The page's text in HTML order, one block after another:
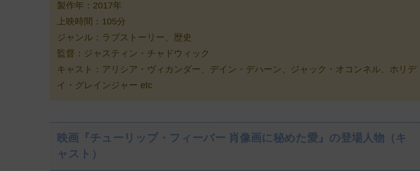
製作年：2017年
上映時間：105分
ジャンル：ラブストーリー、歴史
監督：ジャスティン・チャドウィック
キャスト：アリシア・ヴィカンダー、デイン・デハーン、ジャック・オコンネル、ホリデ
イ・グレインジャー etc
映画『チューリップ・フィーバー 肖像画に秘めた愛』の登場人物（キ
ャスト）